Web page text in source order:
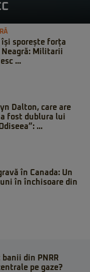
își sporește forța
Militarii
...
Dalton, care are
fost dublura lui
...
în Canada: Un
în închisoare din
din PNRR
pe gaze?